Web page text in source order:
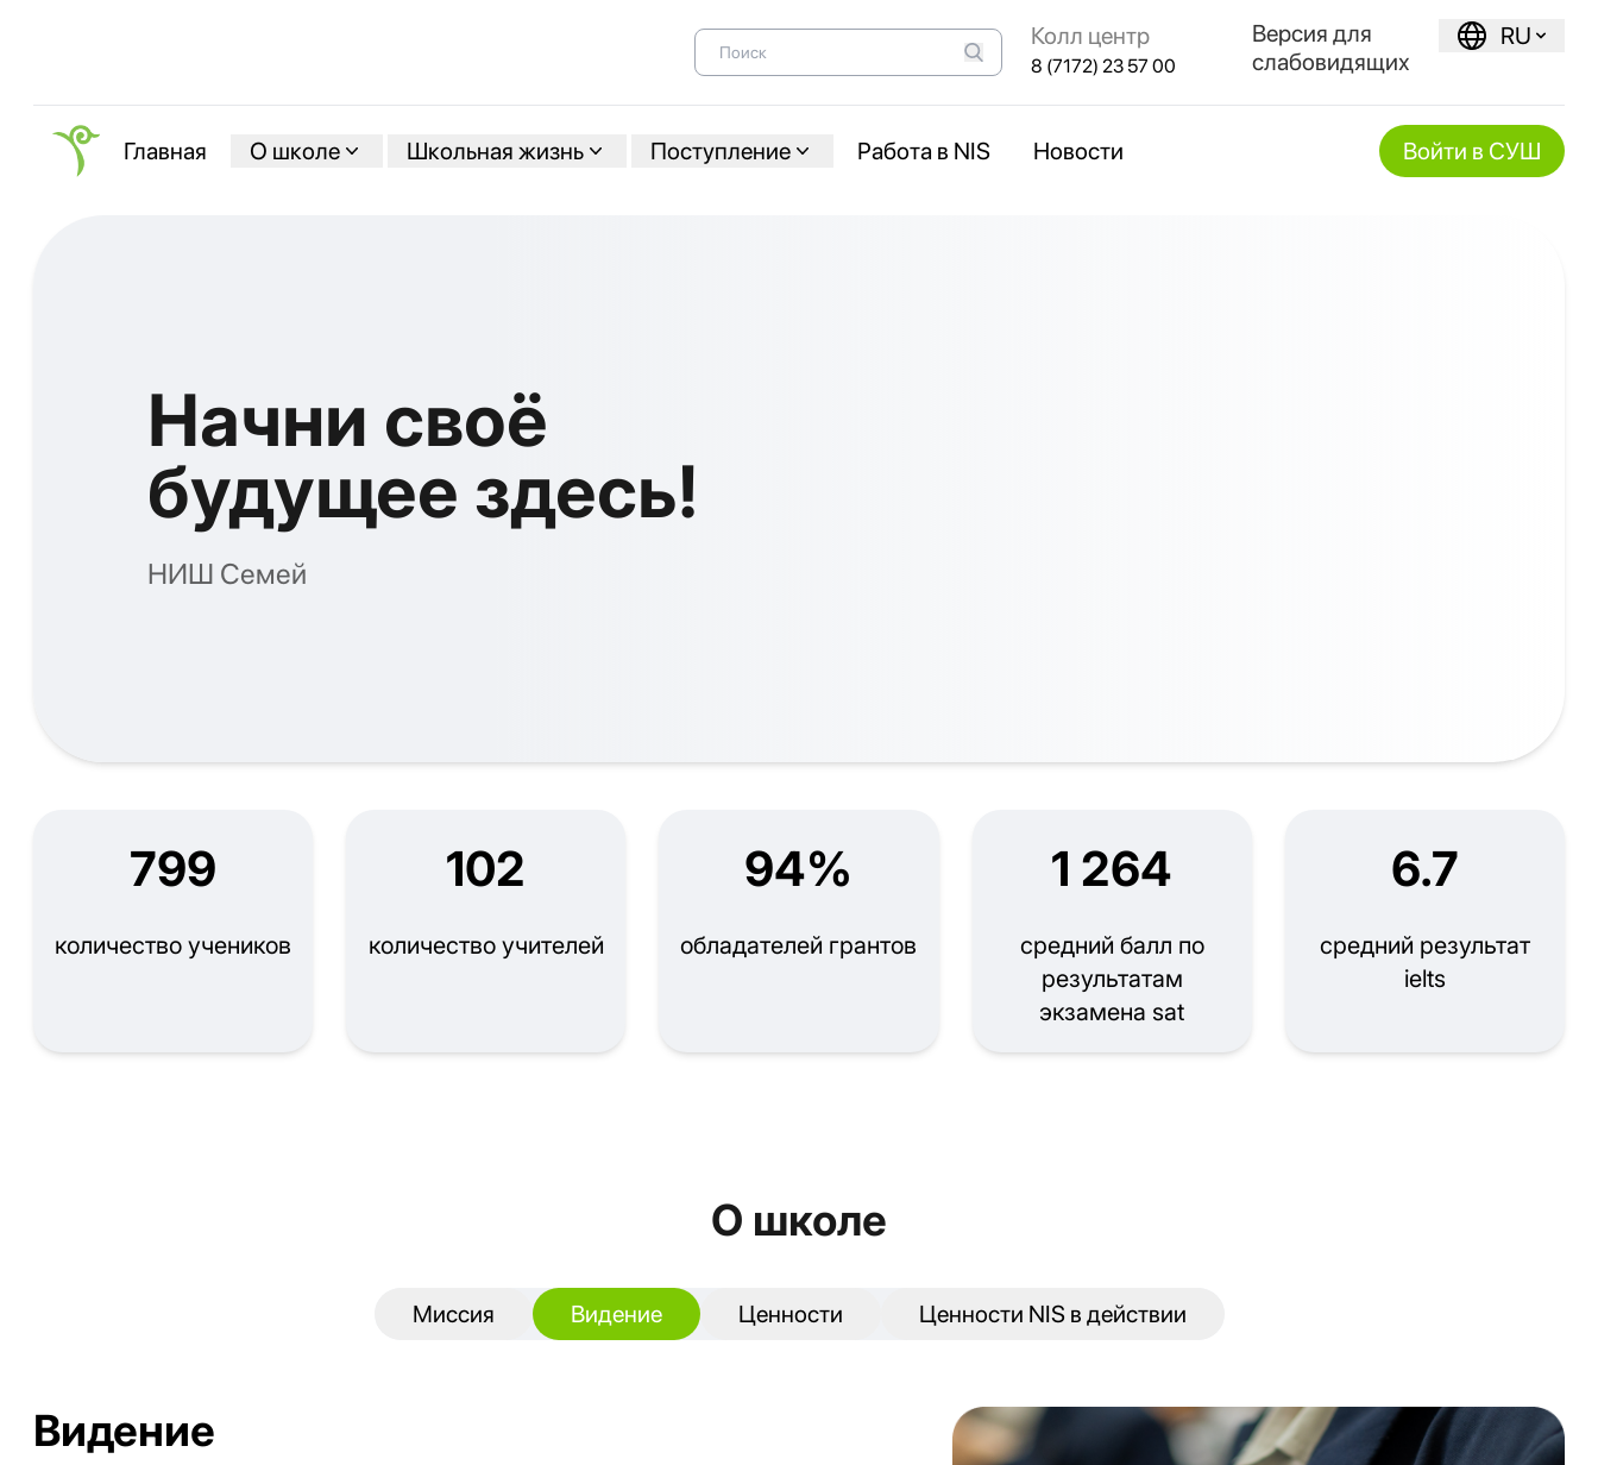
Колл центр
8 (7172) 23 57 00
Версия для
слабовидящих
RU
Главная О школе Школьная жизнь Поступление Работа в NIS Новости Войти в СУШ
Начни своё
будущее здесь!
НИШ Семей
799
количество учеников
102
количество учителей
94%
обладателей грантов
1 264
средний балл по
результатам
экзамена sat
6.7
средний результат
ielts
О школе
Миссия Видение Ценности Ценности NIS в действии
Видение